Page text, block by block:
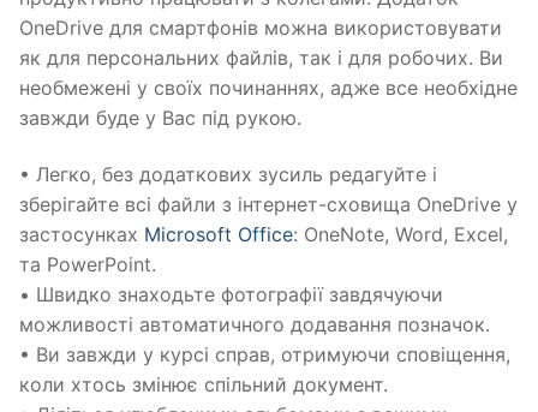
OneDrive для смартфонів можна використовувати
як для персональних файлів, так і для робочих. Ви
необмежені у своїх починаннях, адже все необхідне
завжди буде у Вас під рукою.
• Легко, без додаткових зусиль редагуйте і
зберігайте всі файли з інтернет-сховища OneDrive у
застосунках Microsoft Office: OneNote, Word, Excel,
та PowerPoint.
• Швидко знаходьте фотографії завдячуючи
можливості автоматичного додавання позначок.
• Ви завжди у курсі справ, отримуючи сповіщення,
коли хтось змінює спільний документ.